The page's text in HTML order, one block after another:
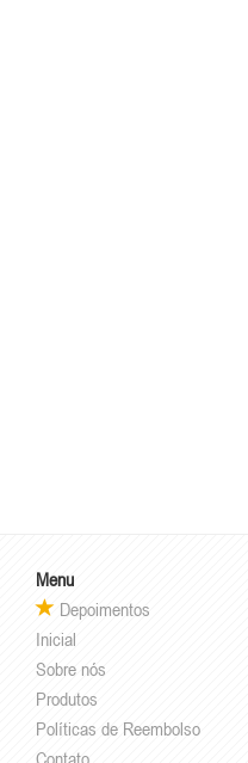
Menu
Depoimentos
Inicial
Sobre nós
Produtos
Políticas de Reembolso